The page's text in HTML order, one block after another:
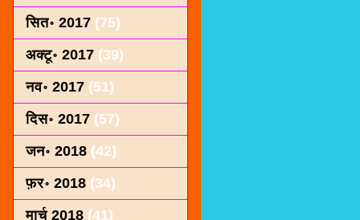
सित॰ 2017 (75)
अक्टू॰ 2017 (39)
नव॰ 2017 (51)
दिस॰ 2017 (57)
जन॰ 2018 (42)
फ़र॰ 2018 (34)
मार्च 2018 (41)